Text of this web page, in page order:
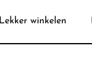
Lekker winkelen